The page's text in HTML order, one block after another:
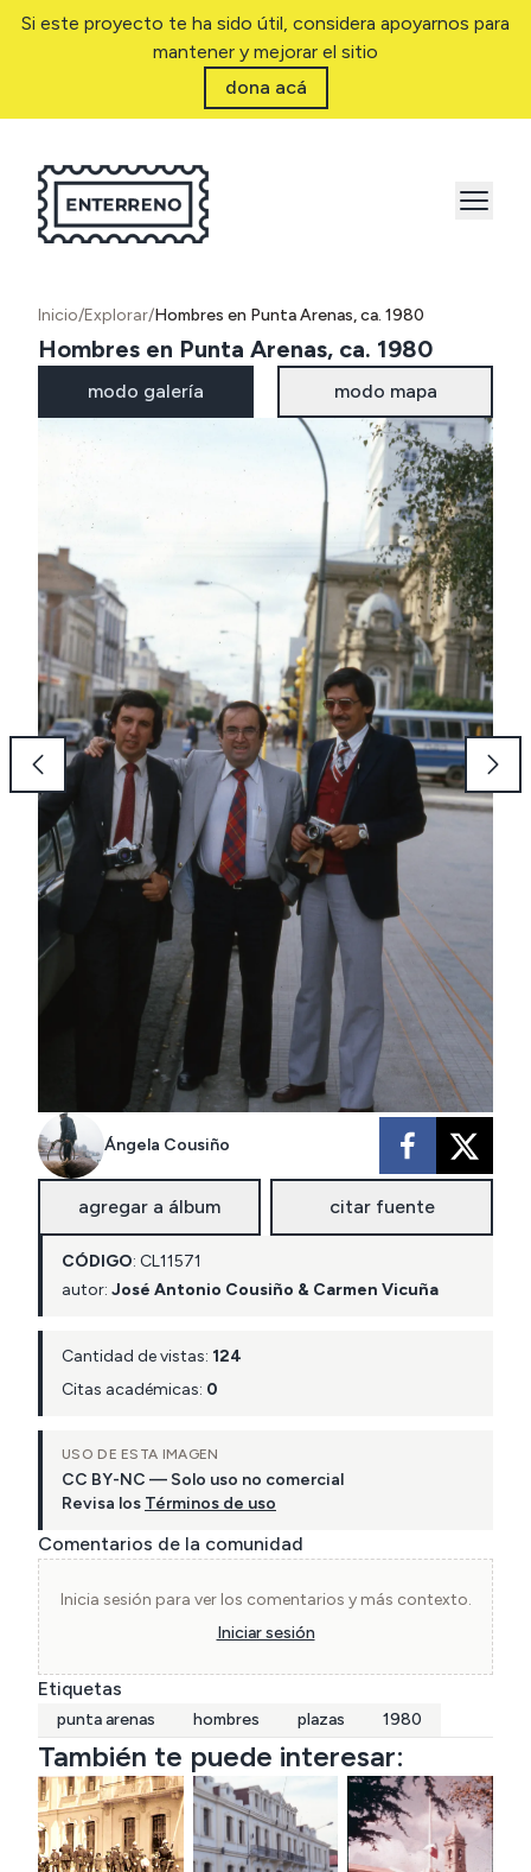
Si este proyecto te ha sido útil, considera apoyarnos para
mantener y mejorar el sitio
dona acá
Inicio/Explorar/Hombres en Punta Arenas, ca. 1980
Hombres en Punta Arenas, ca. 1980
modo galería modo mapa
Ángela Cousiño
agregar a álbum citar fuente
CÓDIGO: CL11571
autor: José Antonio Cousiño & Carmen Vicuña
Cantidad de vistas: 124
Citas académicas: 0
USO DE ESTA IMAGEN
CC BY-NC — Solo uso no comercial
Revisa los Términos de uso
Comentarios de la comunidad
Inicia sesión para ver los comentarios y más contexto.
Iniciar sesión
Etiquetas
punta arenas hombres plazas 1980
También te puede interesar: